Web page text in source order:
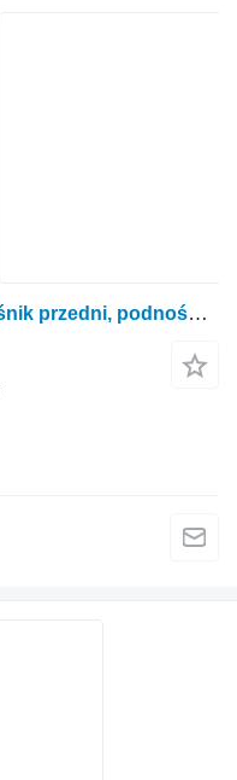
Front lift, linkage SAME Podnośnik przedni, podnośnik Same Titan 190 00090648330C do ciągnika kołowego SAME Titan 190